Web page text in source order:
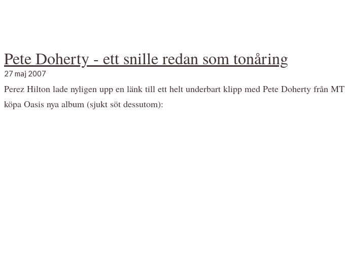
Pete Doherty - ett snille redan som tonåring
27 maj 2007
Perez Hilton lade nyligen upp en länk till ett helt underbart klipp med Pete Doherty från
köpa Oasis nya album (sjukt söt dessutom):